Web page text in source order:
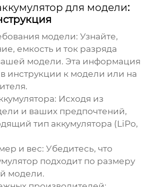
для модели:
модели: Узнайте,
емкость и ток разряда
модели. Эта информация
инструкции к модели или на
: Исходя из
и ваших предпочтений,
тип аккумулятора (LiPo,
и вес: Убедитесь, что
подходит по размеру
модели.